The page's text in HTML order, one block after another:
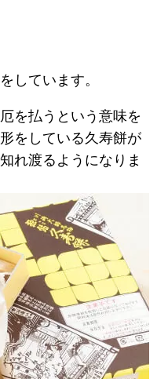
しています。
を払うという意味を
をしている久寿餅が
れ渡るようになりま